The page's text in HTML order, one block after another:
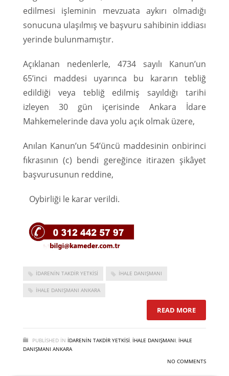
edilmesi işleminin mevzuata aykırı olmadığı
sonucuna ulaşılmış ve başvuru sahibinin iddiası
yerinde bulunmamıştır.
Açıklanan nedenlerle, 4734 sayılı Kanun’un
65’inci maddesi uyarınca bu kararın tebliğ
edildiği veya tebliğ edilmiş sayıldığı tarihi
izleyen 30 gün içerisinde Ankara İdare
Mahkemelerinde dava yolu açık olmak üzere,
Anılan Kanun’un 54’üncü maddesinin onbirinci
fıkrasının (c) bendi gereğince itirazen şikâyet
başvurusunun reddine,
Oybirliği le karar verildi.
IDARENIN TAKDIR YETKISI İHALE DANIŞMANI
İHALE DANIŞMANI ANKARA
READ MORE
PUBLISHED IN İDARENIN TAKDIR YETKISI, İHALE DANIŞMANI, İHALE
DANIŞMANI ANKARA
NO COMMENTS